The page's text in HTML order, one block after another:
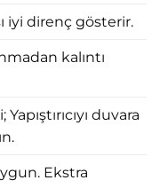
iyi direnç gösterir.
kalıntı
duvara
Ekstra